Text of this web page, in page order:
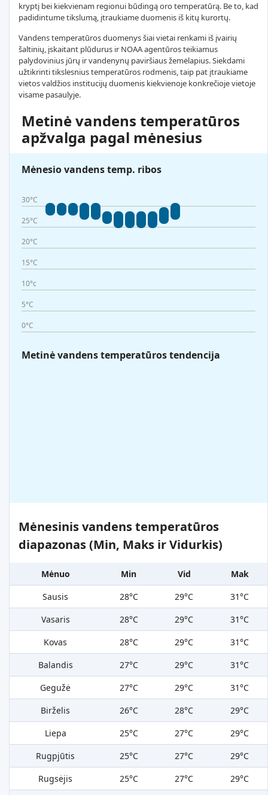
kryptį bei kiekvienam regionui būdingą oro temperatūrą. Be to, kad
padidintume tikslumą, įtraukiame duomenis iš kitų kurortų.
Vandens temperatūros duomenys šiai vietai renkami iš įvairių
šaltinių, įskaitant plūdurus ir NOAA agentūros teikiamus
palydovinius jūrų ir vandenynų paviršiaus žemėlapius. Siekdami
užtikrinti tikslesnius temperatūros rodmenis, taip pat įtraukiame
vietos valdžios institucijų duomenis kiekvienoje konkrečioje vietoje
visame pasaulyje.
Metinė vandens temperatūros
apžvalga pagal mėnesius
Mėnesio vandens temp. ribos
30°C
25°C
20°C
15°C
10°c
5°C
0°C
Metinė vandens temperatūros tendencija
Mėnesinis vandens temperatūros
diapazonas (Min, Maks ir Vidurkis)
Mėnuo Min Vid
Mak
Sausis
28°C 29°C
31°C
Vasaris
28°C 29°C
31°C
Kovas
28°C 29°C
31°C
Balandis
27°C 29°C
31°C
Gegužė
27°C 29°C
31°C
Birželis
26°C 28°C
29°C
Liepa
25°C 27°C
29°C
Rugpjūtis
25°C 27°C
29°C
Rugsėjis
25°C 27°C
29°C